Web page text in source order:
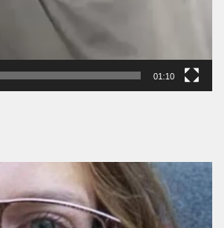
01:10